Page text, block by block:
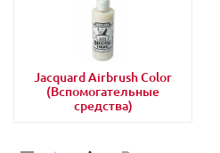
Jacquard Airbrush Color
(Вспомогательные
средства)